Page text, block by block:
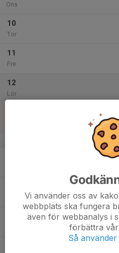
Ons
10
Tor
11
Fre
12
Lör
v.51
Vi använder oss av
webbplats ska fungera
även för webbanalys i
förbättra
Så